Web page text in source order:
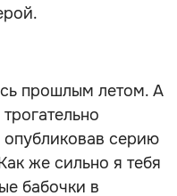
прошлым летом. А
серию
же сильно я тебя
бабочки в